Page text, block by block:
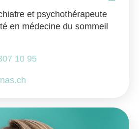
et psychothérapeute
en médecine du sommeil
10 95